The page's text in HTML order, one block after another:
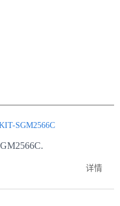
SGM2566C
详情